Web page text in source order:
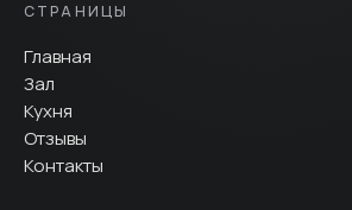
СТРАНИЦЫ
Главная
Зал
Кухня
Отзывы
Контакты